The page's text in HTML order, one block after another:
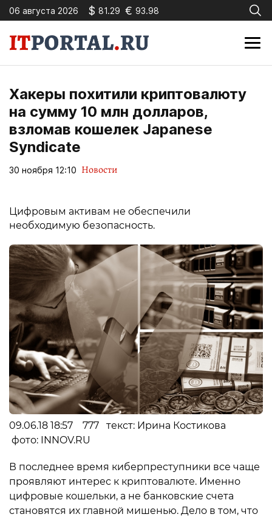
06 августа 2026 $ 81.29 € 93.98
Хакеры похитили криптовалюту
на сумму 10 млн долларов,
взломав кошелек Japanese
Syndicate
30 ноября 12:10 Новости
Цифровым активам не обеспечили
необходимую безопасность.
09.06.18 18:57 777 текст: Ирина Костикова
фото: INNOV.RU
В последнее время киберпреступники все чаще
проявляют интерес к криптовалюте. Именно
цифровые кошельки, а не банковские счета
становятся их главной мишенью. Дело в том, что